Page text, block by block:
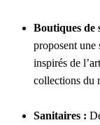
Boutiques de
proposent une
inspirés de
collections du
Sanitaires :